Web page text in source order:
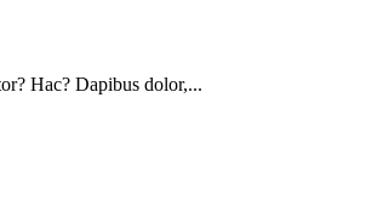
Hac? Dapibus dolor,...